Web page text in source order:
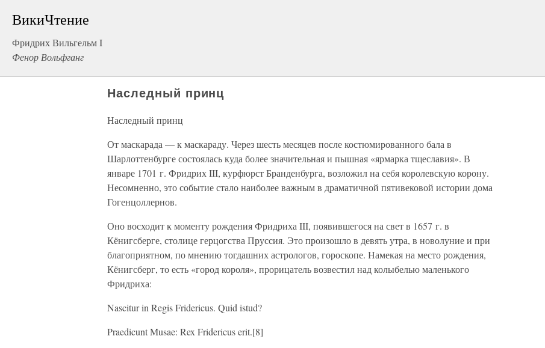
ВикиЧтение
Фридрих Вильгельм I
Фенор Вольфганг
Наследный принц
Наследный принц
От маскарада — к маскараду. Через шесть месяцев после костюмированного бала в
Шарлоттенбурге состоялась куда более значительная и пышная «ярмарка тщеславия». В
январе 1701 г. Фридрих III, курфюрст Бранденбурга, возложил на себя королевскую корону.
Несомненно, это событие стало наиболее важным в драматичной пятивековой истории дома
Гогенцоллернов.
Оно восходит к моменту рождения Фридриха III, появившегося на свет в 1657 г. в
Кёнигсберге, столице герцогства Пруссия. Это произошло в девять утра, в новолуние и при
благоприятном, по мнению тогдашних астрологов, гороскопе. Намекая на место рождения,
Кёнигсберг, то есть «город короля», прорицатель возвестил над колыбелью маленького
Фридриха:
Nascitur in Regis Fridericus. Quid istud?
Praedicunt Musae: Rex Fridericus erit.[8]